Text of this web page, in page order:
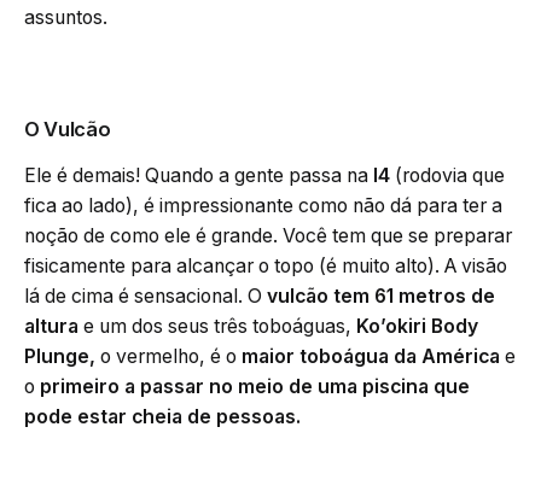
assuntos.
O Vulcão
Ele é demais! Quando a gente passa na I4 (rodovia que
fica ao lado), é impressionante como não dá para ter a
noção de como ele é grande. Você tem que se preparar
fisicamente para alcançar o topo (é muito alto). A visão
lá de cima é sensacional. O vulcão tem 61 metros de
altura e um dos seus três toboáguas, Ko’okiri Body
Plunge, o vermelho, é o maior toboágua da América e
o primeiro a passar no meio de uma piscina que
pode estar cheia de pessoas.